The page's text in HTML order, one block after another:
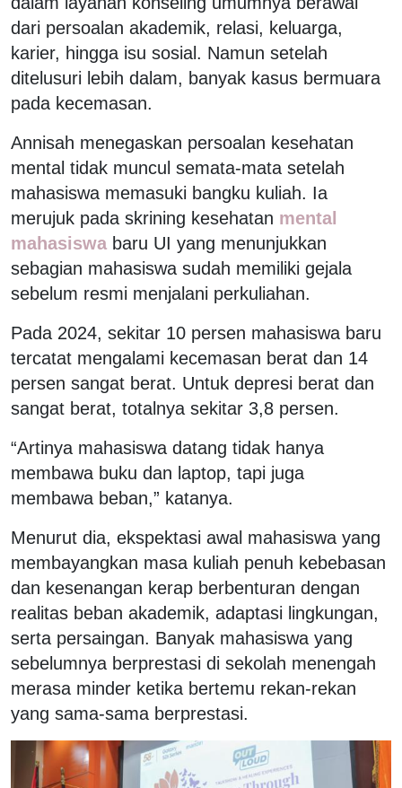
dari persoalan akademik, relasi, keluarga,
karier, hingga isu sosial. Namun setelah
ditelusuri lebih dalam, banyak kasus bermuara
pada kecemasan.
Annisah menegaskan persoalan kesehatan
mental tidak muncul semata-mata setelah
mahasiswa memasuki bangku kuliah. Ia
merujuk pada skrining kesehatan mental
mahasiswa baru UI yang menunjukkan
sebagian mahasiswa sudah memiliki gejala
sebelum resmi menjalani perkuliahan.
Pada 2024, sekitar 10 persen mahasiswa baru
tercatat mengalami kecemasan berat dan 14
persen sangat berat. Untuk depresi berat dan
sangat berat, totalnya sekitar 3,8 persen.
“Artinya mahasiswa datang tidak hanya
membawa buku dan laptop, tapi juga
membawa beban,” katanya.
Menurut dia, ekspektasi awal mahasiswa yang
membayangkan masa kuliah penuh kebebasan
dan kesenangan kerap berbenturan dengan
realitas beban akademik, adaptasi lingkungan,
serta persaingan. Banyak mahasiswa yang
sebelumnya berprestasi di sekolah menengah
merasa minder ketika bertemu rekan-rekan
yang sama-sama berprestasi.